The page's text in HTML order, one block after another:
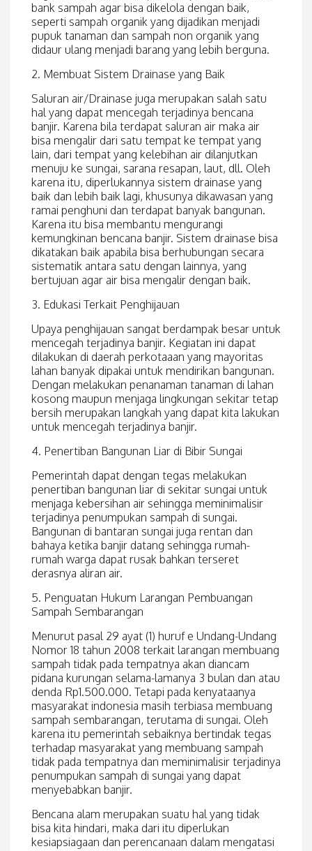
bank sampah agar bisa dikelola dengan baik,
seperti sampah organik yang dijadikan menjadi
pupuk tanaman dan sampah non organik yang
didaur ulang menjadi barang yang lebih berguna.
2. Membuat Sistem Drainase yang Baik
Saluran air/Drainase juga merupakan salah satu
hal yang dapat mencegah terjadinya bencana
banjir. Karena bila terdapat saluran air maka air
bisa mengalir dari satu tempat ke tempat yang
lain, dari tempat yang kelebihan air dilanjutkan
menuju ke sungai, sarana resapan, laut, dll. Oleh
karena itu, diperlukannya sistem drainase yang
baik dan lebih baik lagi, khusunya dikawasan yang
ramai penghuni dan terdapat banyak bangunan.
Karena itu bisa membantu mengurangi
kemungkinan bencana banjir. Sistem drainase bisa
dikatakan baik apabila bisa berhubungan secara
sistematik antara satu dengan lainnya, yang
bertujuan agar air bisa mengalir dengan baik.
3. Edukasi Terkait Penghijauan
Upaya penghijauan sangat berdampak besar untuk
mencegah terjadinya banjir. Kegiatan ini dapat
dilakukan di daerah perkotaaan yang mayoritas
lahan banyak dipakai untuk mendirikan bangunan.
Dengan melakukan penanaman tanaman di lahan
kosong maupun menjaga lingkungan sekitar tetap
bersih merupakan langkah yang dapat kita lakukan
untuk mencegah terjadinya banjir.
4. Penertiban Bangunan Liar di Bibir Sungai
Pemerintah dapat dengan tegas melakukan
penertiban bangunan liar di sekitar sungai untuk
menjaga kebersihan air sehingga meminimalisir
terjadinya penumpukan sampah di sungai.
Bangunan di bantaran sungai juga rentan dan
bahaya ketika banjir datang sehingga rumah-
rumah warga dapat rusak bahkan terseret
derasnya aliran air.
5. Penguatan Hukum Larangan Pembuangan
Sampah Sembarangan
Menurut pasal 29 ayat (1) huruf e Undang-Undang
Nomor 18 tahun 2008 terkait larangan membuang
sampah tidak pada tempatnya akan diancam
pidana kurungan selama-lamanya 3 bulan dan atau
denda Rp1.500.000. Tetapi pada kenyataanya
masyarakat indonesia masih terbiasa membuang
sampah sembarangan, terutama di sungai. Oleh
karena itu pemerintah sebaiknya bertindak tegas
terhadap masyarakat yang membuang sampah
tidak pada tempatnya dan meminimalisir terjadinya
penumpukan sampah di sungai yang dapat
menyebabkan banjir.
Bencana alam merupakan suatu hal yang tidak
bisa kita hindari, maka dari itu diperlukan
kesiapsiagaan dan perencanaan dalam mengatasi